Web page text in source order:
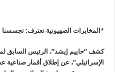
*المخابرات الصهيونية تعترف:
كشف “حاييم إيشد”، الرئيس السابق
الإسرائيلي”، عن إطلاق أقمار